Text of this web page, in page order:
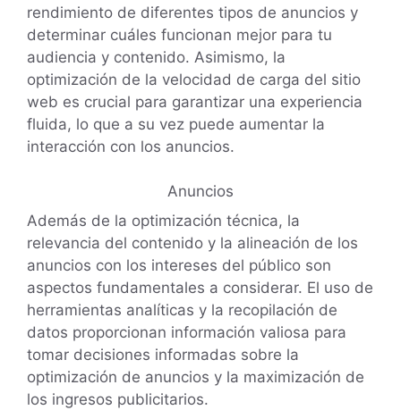
rendimiento de diferentes tipos de anuncios y
determinar cuáles funcionan mejor para tu
audiencia y contenido. Asimismo, la
optimización de la velocidad de carga del sitio
web es crucial para garantizar una experiencia
fluida, lo que a su vez puede aumentar la
interacción con los anuncios.
Anuncios
Además de la optimización técnica, la
relevancia del contenido y la alineación de los
anuncios con los intereses del público son
aspectos fundamentales a considerar. El uso de
herramientas analíticas y la recopilación de
datos proporcionan información valiosa para
tomar decisiones informadas sobre la
optimización de anuncios y la maximización de
los ingresos publicitarios.